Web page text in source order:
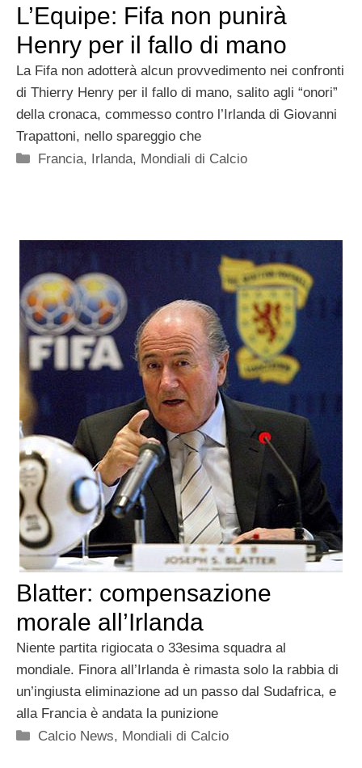
L’Equipe: Fifa non punirà
Henry per il fallo di mano
La Fifa non adotterà alcun provvedimento nei confronti
di Thierry Henry per il fallo di mano, salito agli “onori”
della cronaca, commesso contro l’Irlanda di Giovanni
Trapattoni, nello spareggio che
Categorie
Francia, Irlanda, Mondiali di Calcio
Blatter: compensazione
morale all’Irlanda
Niente partita rigiocata o 33esima squadra al
mondiale. Finora all’Irlanda è rimasta solo la rabbia di
un’ingiusta eliminazione ad un passo dal Sudafrica, e
alla Francia è andata la punizione
Categorie
Calcio News, Mondiali di Calcio